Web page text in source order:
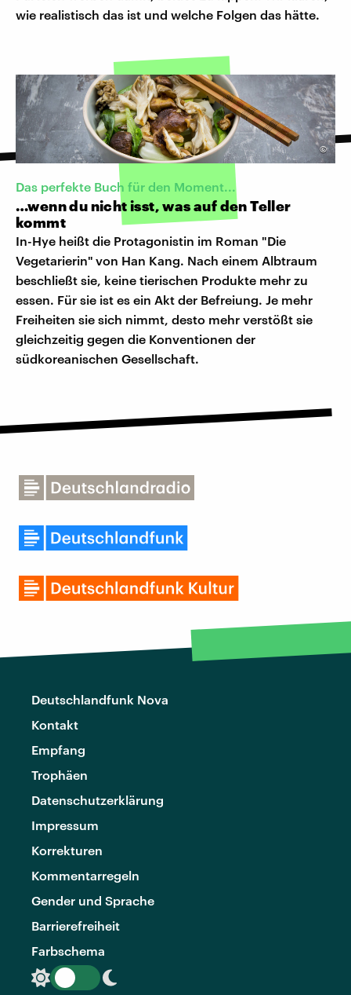
wie realistisch das ist und welche Folgen das hätte.
©
Das perfekte Buch für den Moment...
…wenn du nicht isst, was auf den Teller
kommt
In-Hye heißt die Protagonistin im Roman "Die
Vegetarierin" von Han Kang. Nach einem Albtraum
beschließt sie, keine tierischen Produkte mehr zu
essen. Für sie ist es ein Akt der Befreiung. Je mehr
Freiheiten sie sich nimmt, desto mehr verstößt sie
gleichzeitig gegen die Konventionen der
südkoreanischen Gesellschaft.
Deutschlandfunk Nova
Kontakt
Empfang
Trophäen
Datenschutzerklärung
Impressum
Korrekturen
Kommentarregeln
Gender und Sprache
Barrierefreiheit
Farbschema